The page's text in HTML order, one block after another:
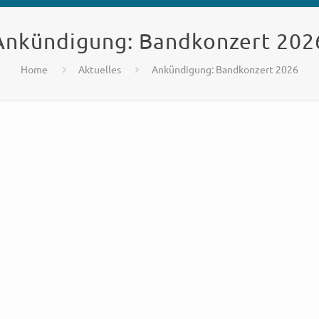
Bandkonzert
Home Aktuelles Ankündigung: Bandkonzert 2026